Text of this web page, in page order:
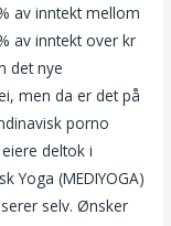
av inntekt mellom
av inntekt over kr
det nye
men da er det på
porno
deltok i
Yoga (MEDIYOGA)
selv. Ønsker